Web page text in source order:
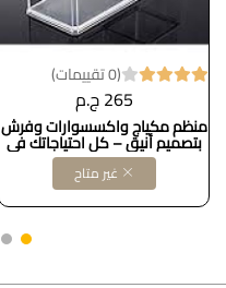
(0 تقييمات)
265 ج.م
منظم مكياج واكسسوارات وفرش
بتصميم أنيق – كل احتياجاتك في
مكان واحد i Dollars for imporT
غير متاح